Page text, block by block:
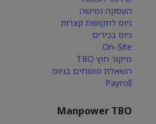
העסקה גמישה
גיוס לתקופות קצרות
גיוס בכירים
On-Site
מיקור חוץ TBO
השאלת מומחים בגיוס
Payroll
Manpower TBO